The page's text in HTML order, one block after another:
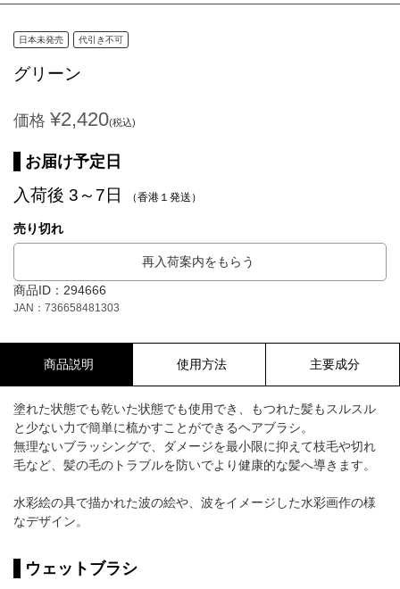
日本未発売 代引き不可
グリーン
価格 ¥2,420(税込)
お届け予定日
入荷後 3～7日 （香港１発送）
売り切れ
再入荷案内をもらう
商品ID：294666
JAN：736658481303
商品説明 使用方法 主要成分
塗れた状態でも乾いた状態でも使用でき、もつれた髪もスルスル
と少ない力で簡単に梳かすことができるヘアブラシ。
無理ないブラッシングで、ダメージを最小限に抑えて枝毛や切れ
毛など、髪の毛のトラブルを防いでより健康的な髪へ導きます。
水彩絵の具で描かれた波の絵や、波をイメージした水彩画作の様
なデザイン。
ウェットブラシ